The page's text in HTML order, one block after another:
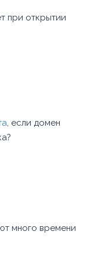
при открытии
, если домен
много времени